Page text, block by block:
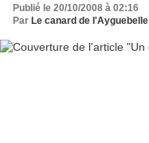
Publié le 20/10/2008 à 02:16
Par Le canard de l'Ayguebelle